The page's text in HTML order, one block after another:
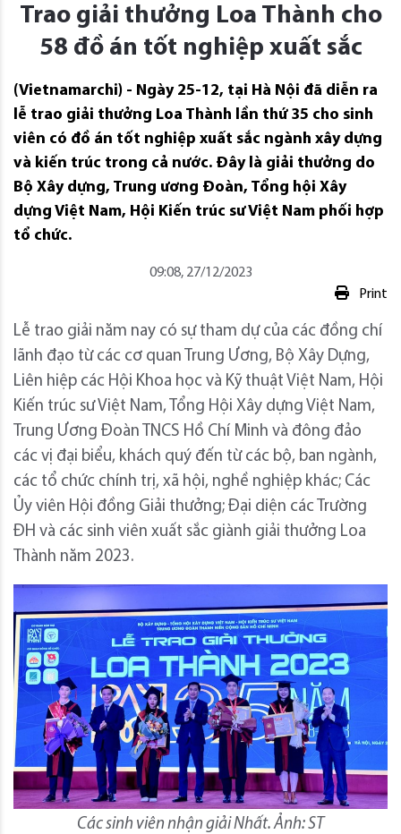
Trao giải thưởng Loa Thành cho
58 đồ án tốt nghiệp xuất sắc
(Vietnamarchi) - Ngày 25-12, tại Hà Nội đã diễn ra
lễ trao giải thưởng Loa Thành lần thứ 35 cho sinh
viên có đồ án tốt nghiệp xuất sắc ngành xây dựng
và kiến trúc trong cả nước. Đây là giải thưởng do
Bộ Xây dựng, Trung ương Đoàn, Tổng hội Xây
dựng Việt Nam, Hội Kiến trúc sư Việt Nam phối hợp
tổ chức.
09:08, 27/12/2023
Print
Lễ trao giải năm nay có sự tham dự của các đồng chí
lãnh đạo từ các cơ quan Trung Ương, Bộ Xây Dựng,
Liên hiệp các Hội Khoa học và Kỹ thuật Việt Nam, Hội
Kiến trúc sư Việt Nam, Tổng Hội Xây dựng Việt Nam,
Trung Ương Đoàn TNCS Hồ Chí Minh và đông đảo
các vị đại biểu, khách quý đến từ các bộ, ban ngành,
các tổ chức chính trị, xã hội, nghề nghiệp khác; Các
Ủy viên Hội đồng Giải thưởng; Đại diện các Trường
ĐH và các sinh viên xuất sắc giành giải thưởng Loa
Thành năm 2023.
Các sinh viên nhận giải Nhất. Ảnh: ST